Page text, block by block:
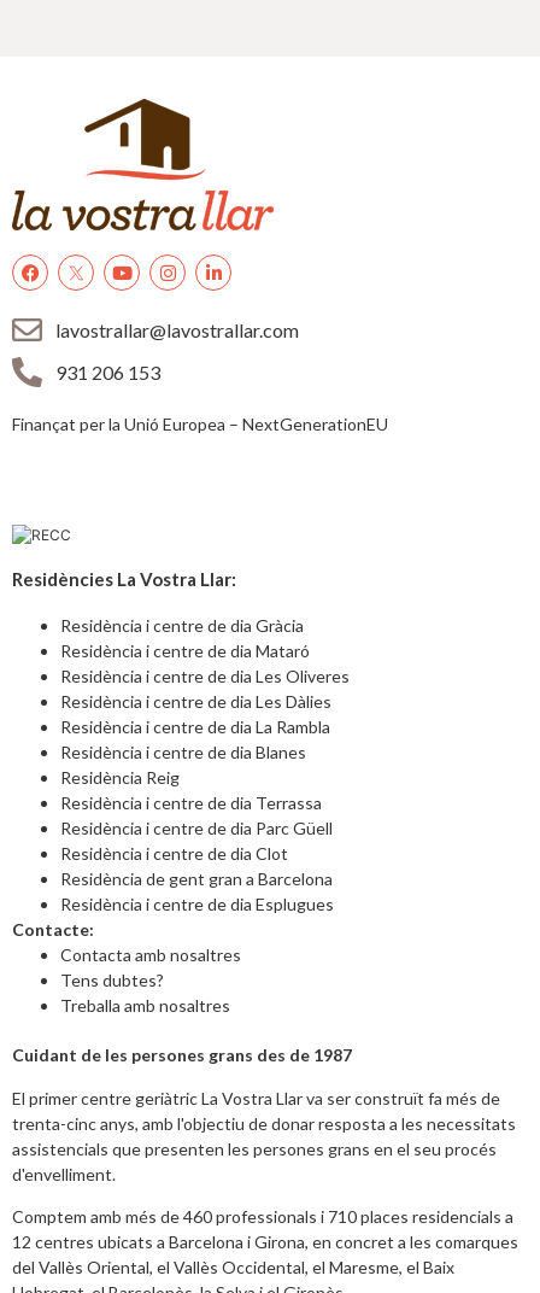
lavostrallar@lavostrallar.com
931 206 153
Finançat per la Unió Europea – NextGenerationEU
Residències La Vostra Llar:
Residència i centre de dia Gràcia
Residència i centre de dia Mataró
Residència i centre de dia Les Oliveres
Residència i centre de dia Les Dàlies
Residència i centre de dia La Rambla
Residència i centre de dia Blanes
Residència Reig
Residència i centre de dia Terrassa
Residència i centre de dia Parc Güell
Residència i centre de dia Clot
Residència de gent gran a Barcelona
Residència i centre de dia Esplugues
Contacte:
Contacta amb nosaltres
Tens dubtes?
Treballa amb nosaltres
Cuidant de les persones grans des de 1987
El primer centre geriàtric La Vostra Llar va ser construït fa més de
trenta-cinc anys, amb l'objectiu de donar resposta a les necessitats
assistencials que presenten les persones grans en el seu procés
d'envelliment.
Comptem amb més de 460 professionals i 710 places residencials a
12 centres ubicats a Barcelona i Girona, en concret a les comarques
del Vallès Oriental, el Vallès Occidental, el Maresme, el Baix